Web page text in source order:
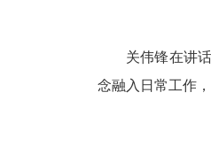
关伟锋在讲
念融入日常工作